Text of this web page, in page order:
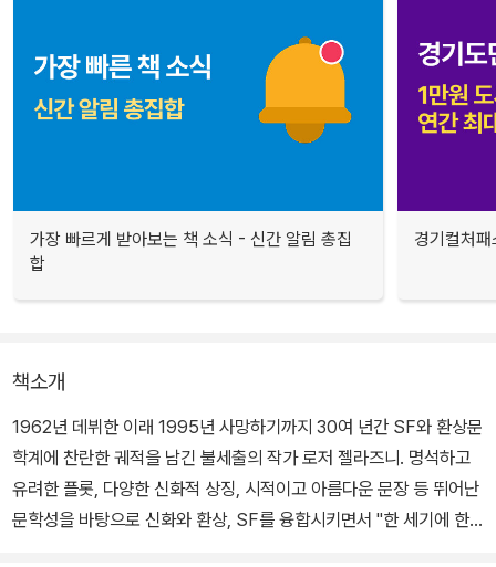
가장 빠르게 받아보는 책 소식 - 신간 알림 총집
합
경기컬처
책소개
1962년 데뷔한 이래 1995년 사망하기까지 30여 년간 SF와 환상문
학계에 찬란한 궤적을 남긴 불세출의 작가 로저 젤라즈니. 명석하고
유려한 플롯, 다양한 신화적 상징, 시적이고 아름다운 문장 등 뛰어난
문학성을 바탕으로 신화와 환상, SF를 융합시키면서 "한 세기에 한